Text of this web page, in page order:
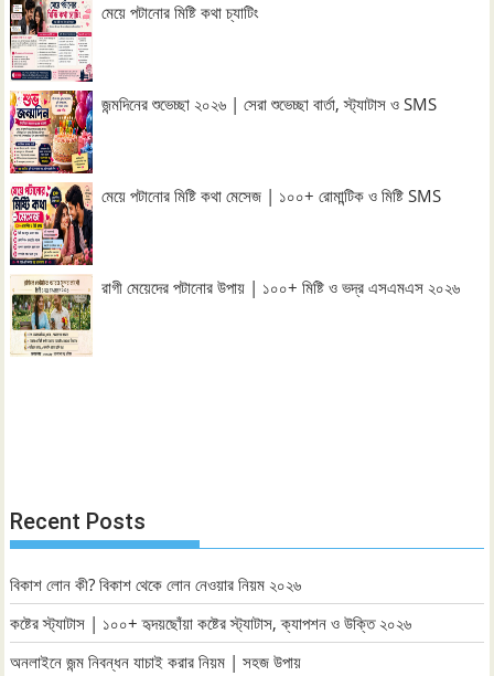
মেয়ে পটানোর মিষ্টি কথা চ্যাটিং
জন্মদিনের শুভেচ্ছা ২০২৬ | সেরা শুভেচ্ছা বার্তা, স্ট্যাটাস ও SMS
মেয়ে পটানোর মিষ্টি কথা মেসেজ | ১০০+ রোমান্টিক ও মিষ্টি SMS
রাগী মেয়েদের পটানোর উপায় | ১০০+ মিষ্টি ও ভদ্র এসএমএস ২০২৬
Recent Posts
বিকাশ লোন কী? বিকাশ থেকে লোন নেওয়ার নিয়ম ২০২৬
কষ্টের স্ট্যাটাস | ১০০+ হৃদয়ছোঁয়া কষ্টের স্ট্যাটাস, ক্যাপশন ও উক্তি ২০২৬
অনলাইনে জন্ম নিবন্ধন যাচাই করার নিয়ম | সহজ উপায়